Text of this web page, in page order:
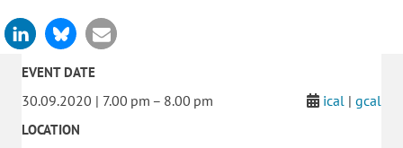
EVENT DATE
30.09.2020 | 7.00 pm – 8.00 pm ical | gcal
LOCATION